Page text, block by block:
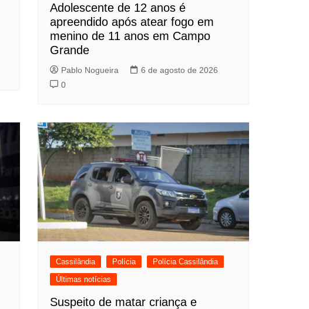
Adolescente de 12 anos é
apreendido após atear fogo em
menino de 11 anos em Campo
Grande
Pablo Nogueira
6 de agosto de 2026
0
Cassilândia Polícia
Polícia Cassilândia
Últimas notícias
Suspeito de matar criança e